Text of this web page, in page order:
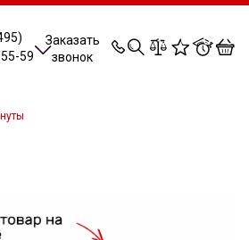
59
Заказать
звонок
0 0 0 0